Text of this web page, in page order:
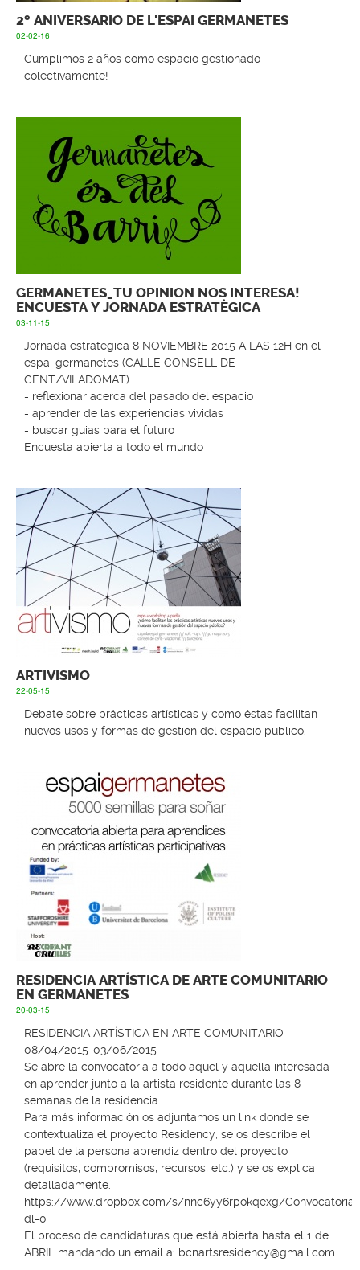
2º ANIVERSARIO DE L'ESPAI GERMANETES
02-02-16
Cumplimos 2 años como espacio gestionado
colectivamente!
GERMANETES_TU OPINION NOS INTERESA!
ENCUESTA Y JORNADA ESTRATÈGICA
03-11-15
Jornada estratégica 8 NOVIEMBRE 2015 A LAS 12H en el
espai germanetes (CALLE CONSELL DE
CENT/VILADOMAT)
- reflexionar acerca del pasado del espacio
- aprender de las experiencias vividas
- buscar guias para el futuro
Encuesta abierta a todo el mundo
ARTIVISMO
22-05-15
Debate sobre prácticas artísticas y como éstas facilitan
nuevos usos y formas de gestión del espacio público.
RESIDENCIA ARTÍSTICA DE ARTE COMUNITARIO
EN GERMANETES
20-03-15
RESIDENCIA ARTÍSTICA EN ARTE COMUNITARIO
08/04/2015-03/06/2015
Se abre la convocatoria a todo aquel y aquella interesada
en aprender junto a la artista residente durante las 8
semanas de la residencia.
Para más información os adjuntamos un link donde se
contextualiza el proyecto Residency, se os describe el
papel de la persona aprendiz dentro del proyecto
(requisitos, compromisos, recursos, etc.) y se os explica
detalladamente.
https://www.dropbox.com/s/nnc6yy6rpokqexg/
dl=0
El proceso de candidaturas que está abierta hasta el 1 de
ABRIL mandando un email a: bcnartsresidency@gmail.com